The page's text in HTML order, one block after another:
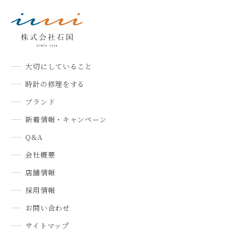
大切にしていること
時計の修理をする
ブランド
新着情報・キャンペーン
Q&A
会社概要
店舗情報
採用情報
お問い合わせ
サイトマップ